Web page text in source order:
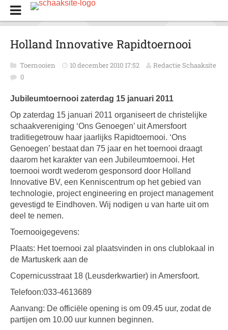
Holland Innovative Rapidtoernooi
Toernooien 10 december 2010 17:52
Redactie Schaaksite
0
Jubileumtoernooi zaterdag 15 januari 2011
Op zaterdag 15 januari 2011 organiseert de christelijke
schaakvereniging ‘Ons Genoegen’ uit Amersfoort
traditiegetrouw haar jaarlijks Rapidtoernooi. ‘Ons
Genoegen’ bestaat dan 75 jaar en het toernooi draagt
daarom het karakter van een Jubileumtoernooi. Het
toernooi wordt wederom gesponsord door Holland
Innovative BV, een Kenniscentrum op het gebied van
technologie, project engineering en project management
gevestigd te Eindhoven. Wij nodigen u van harte uit om
deel te nemen.
Toernooigegevens:
Plaats: Het toernooi zal plaatsvinden in ons clublokaal in
de Martuskerk aan de
Copernicusstraat 18 (Leusderkwartier) in Amersfoort.
Telefoon:033-4613689
Aanvang: De officiële opening is om 09.45 uur, zodat de
partijen om 10.00 uur kunnen beginnen.